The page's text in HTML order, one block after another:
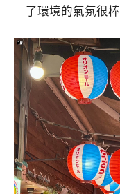
了環境的氣氛很